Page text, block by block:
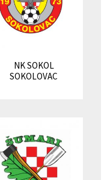
NK SOKOL
SOKOLOVAC